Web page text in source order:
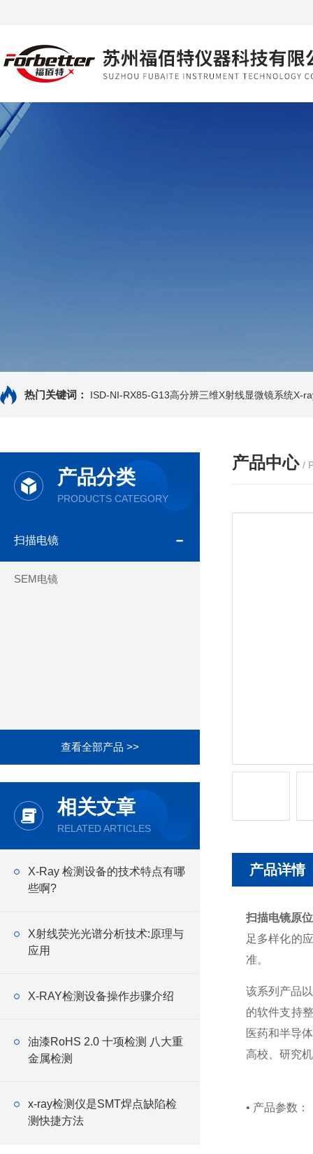
热门关键词： ISD-NI-RX85-G13高分辨三维X射线显微镜系统X-
产品分类
PRODUCTS CATEGORY
扫描电镜
SEM电镜
查看全部产品 >>
相关文章
RELATED ARTICLES
X-Ray 检测设备的技术特点有哪
些啊?
X射线荧光光谱分析技术:原理与
应用
X-RAY检测设备操作步骤介绍
油漆RoHS 2.0 十项检测 八大重
金属检测
x-ray检测仪是SMT焊点缺陷检
测快捷方法
产品中心 /
产品详情
扫描电镜原
足多样化的
准。
该系列产品
的软件支持
医药和半导
高校、研究
• 产品参数：